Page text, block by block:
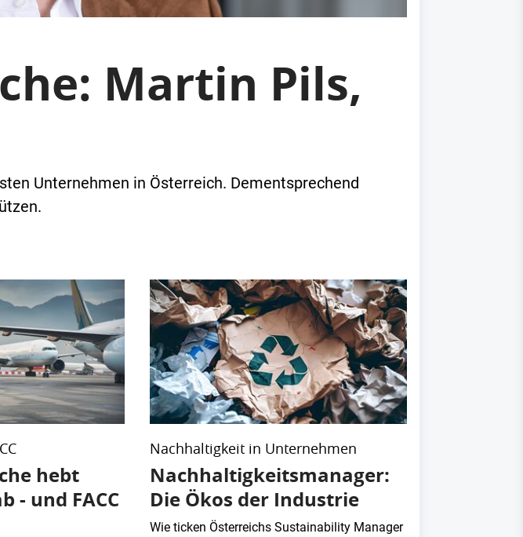
Martin Pils,
Unternehmen in Österreich. Dementsprechend
hebt
- und FACC
Nachhaltigkeit in Unternehmen
Nachhaltigkeitsmanager:
Die Ökos der Industrie
Wie ticken Österreichs Sustainability Manager